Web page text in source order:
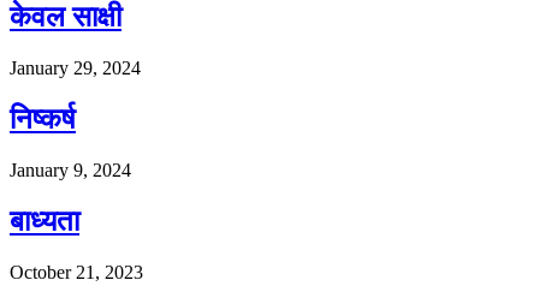
केवल साक्षी
January 29, 2024
निष्कर्ष
January 9, 2024
बाध्यता
October 21, 2023